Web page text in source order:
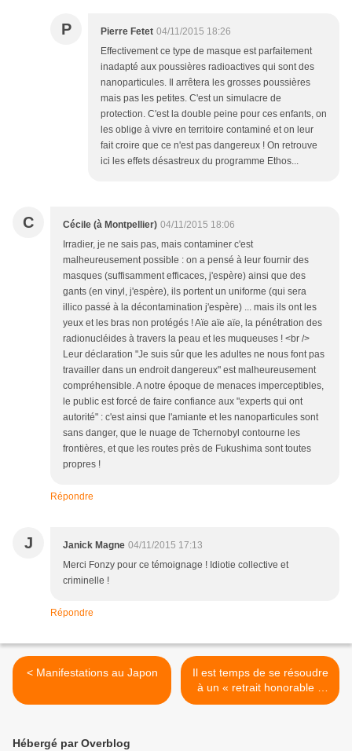
P Pierre Fetet 04/11/2015 18:26
Effectivement ce type de masque est parfaitement
inadapté aux poussières radioactives qui sont des
nanoparticules. Il arrêtera les grosses poussières
mais pas les petites. C'est un simulacre de
protection. C'est la double peine pour ces enfants, on
les oblige à vivre en territoire contaminé et on leur
fait croire que ce n'est pas dangereux ! On retrouve
ici les effets désastreux du programme Ethos...
C Cécile (à Montpellier) 04/11/2015 18:06
Irradier, je ne sais pas, mais contaminer c'est
malheureusement possible : on a pensé à leur fournir des
masques (suffisamment efficaces, j'espère) ainsi que des
gants (en vinyl, j'espère), ils portent un uniforme (qui sera
illico passé à la décontamination j'espère) ... mais ils ont les
yeux et les bras non protégés ! Aïe aïe aïe, la pénétration des
radionucléides à travers la peau et les muqueuses ! <br />
Leur déclaration "Je suis sûr que les adultes ne nous font pas
travailler dans un endroit dangereux" est malheureusement
compréhensible. A notre époque de menaces imperceptibles,
le public est forcé de faire confiance aux "experts qui ont
autorité" : c'est ainsi que l'amiante et les nanoparticules sont
sans danger, que le nuage de Tchernobyl contourne les
frontières, et que les routes près de Fukushima sont toutes
propres !
Répondre
J Janick Magne 04/11/2015 17:13
Merci Fonzy pour ce témoignage ! Idiotie collective et
criminelle !
Répondre
< Manifestations au Japon
Il est temps de se résoudre
à un « retrait honorable »
du projet Tokyo 2020 vu la
Hébergé par Overblog